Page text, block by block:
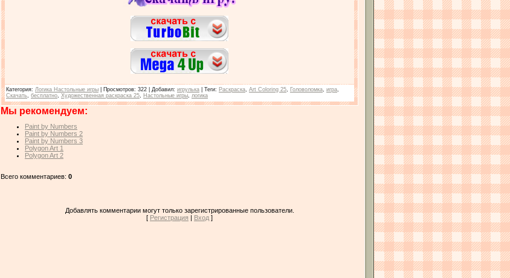
Категория: Логика Настольные игры Просмотров: 322 | Добавил: игрулька Теги: Раскраска Art Coloring 25 Головоломка игра
Скачать бесплатно Художественная раскраска 25 Настольные игры логика
Мы рекомендуем:
Paint by Numbers
Paint by Numbers 2
Paint by Numbers 3
Polygon Art 1
Polygon Art 2
Всего комментариев: 0
Добавлять комментарии могут только зарегистрированные пользователи.
[ Регистрация | Вход ]